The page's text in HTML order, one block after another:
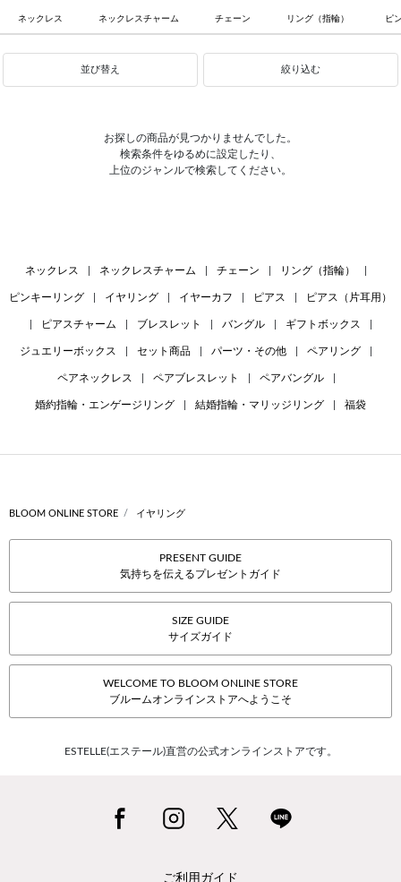
ネックレス ネックレスチャーム チェーン リング（指輪） ピ
並び替え 絞り込む
お探しの商品が見つかりませんでした。
検索条件をゆるめに設定したり、
上位のジャンルで検索してください。
ネックレス ネックレスチャーム チェーン リング（指輪）
ピンキーリング イヤリング イヤーカフ ピアス ピアス（片耳用）
ピアスチャーム ブレスレット バングル ギフトボックス
ジュエリーボックス セット商品 パーツ・その他 ペアリング
ペアネックレス ペアブレスレット ペアバングル
婚約指輪・エンゲージリング 結婚指輪・マリッジリング 福袋
BLOOM ONLINE STORE イヤリング
PRESENT GUIDE
気持ちを伝えるプレゼントガイド
SIZE GUIDE
サイズガイド
WELCOME TO BLOOM ONLINE STORE
ブルームオンラインストアへようこそ
ESTELLE(エステール)直営の公式オンラインストアです。
ご利用ガイド